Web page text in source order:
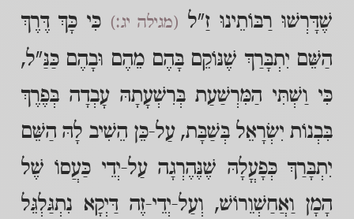
שֶׁדָּרְשׁוּ רַבּוֹתֵינוּ זַ"ל (מגילה יג:) כִּי כָּךְ דֶּרֶךְ
הַשֵּׁם יִתְבָּרַךְ שֶׁנּוֹקֵם בָּהֶם מֵהֶם וּבָהֶם כַּנַּ"ל,
כִּי וַשְׁתִּי הַמִּרְשַׁעַת בְּרִשְׁעָתָהּ עָבְדָה בְּפֶרֶךְ
בִּבְנוֹת יִשְׂרָאֵל בְּשַׁבָּת, עַל-כֵּן הֵשִׁיב לָהּ הַשֵּׁם
יִתְבָּרַךְ כְּפָעֳלָהּ שֶׁנֶּהֶרְגָה עַל-יְדֵי כַּעֲסוֹ שֶׁל
הָמָן וַאֲחַשְׁוֵרוֹשׁ, וְעַל-יְדֵי-זֶה דַּיְקָא נִתְגַּלְגֵּל